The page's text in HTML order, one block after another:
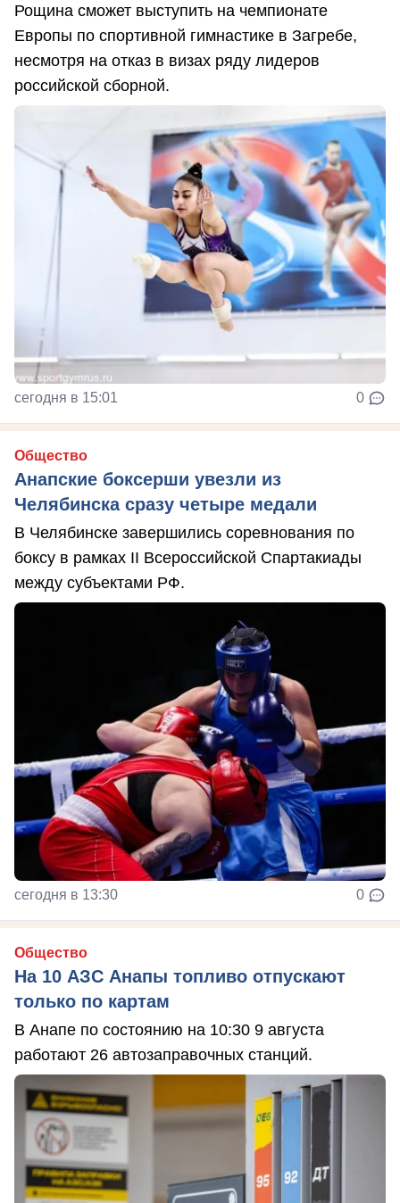
Рощина сможет выступить на чемпионате
Европы по спортивной гимнастике в Загребе,
несмотря на отказ в визах ряду лидеров
российской сборной.
сегодня в 15:01 0
Общество
Анапские боксерши увезли из
Челябинска сразу четыре медали
В Челябинске завершились соревнования по
боксу в рамках II Всероссийской Спартакиады
между субъектами РФ.
сегодня в 13:30 0
Общество
На 10 АЗС Анапы топливо отпускают
только по картам
В Анапе по состоянию на 10:30 9 августа
работают 26 автозаправочных станций.